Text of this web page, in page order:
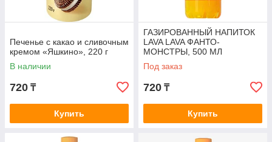
Печенье с какао и сливочным
кремом «Яшкино», 220 г
В наличии
720 ₸
Купить
ГАЗИРОВАННЫЙ НАПИТОК
LAVA LAVA ФАНТО-
МОНСТРЫ, 500 МЛ
Под заказ
720 ₸
Купить